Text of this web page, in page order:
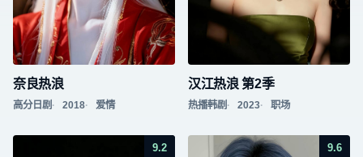
奈良热浪
高分日剧 2018 爱情
汉江热浪 第2季
热播韩剧 2023 职场
9.2 9.6